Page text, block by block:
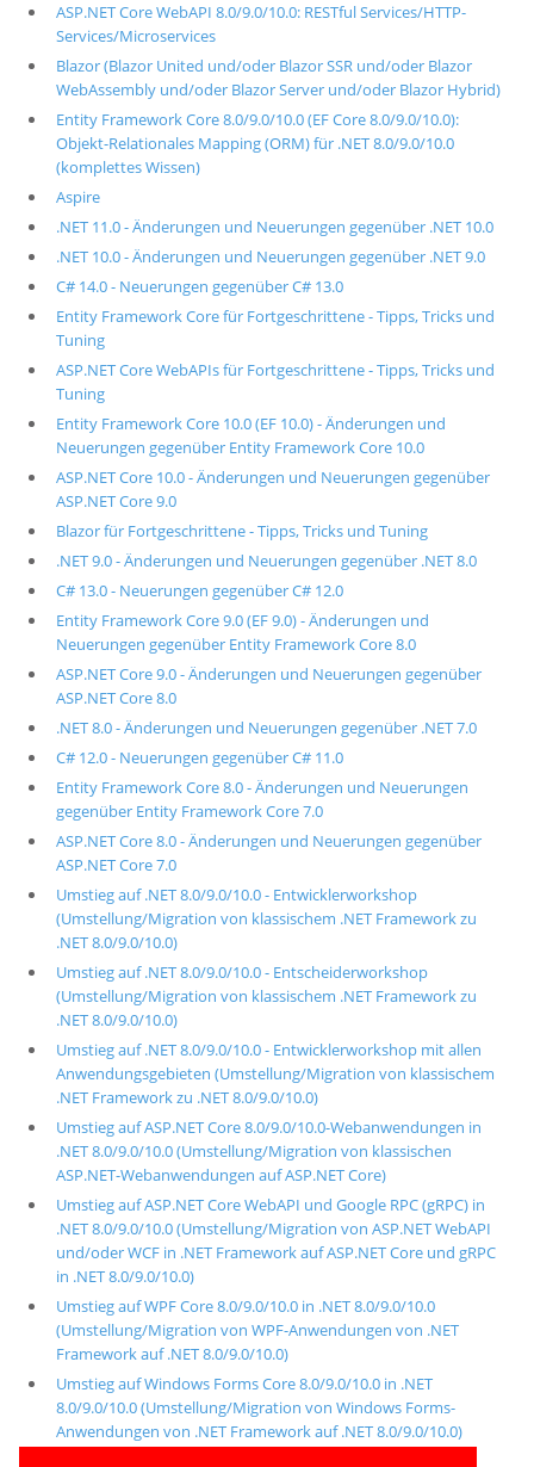
ASP.NET Core WebAPI 8.0/9.0/10.0: RESTful Services/HTTP-
Services/Microservices
Blazor (Blazor United und/oder Blazor SSR und/oder Blazor
WebAssembly und/oder Blazor Server und/oder Blazor Hybrid)
Entity Framework Core 8.0/9.0/10.0 (EF Core 8.0/9.0/10.0):
Objekt-Relationales Mapping (ORM) für .NET 8.0/9.0/10.0
(komplettes Wissen)
Aspire
.NET 11.0 - Änderungen und Neuerungen gegenüber .NET 10.0
.NET 10.0 - Änderungen und Neuerungen gegenüber .NET 9.0
C# 14.0 - Neuerungen gegenüber C# 13.0
Entity Framework Core für Fortgeschrittene - Tipps, Tricks und
Tuning
ASP.NET Core WebAPIs für Fortgeschrittene - Tipps, Tricks und
Tuning
Entity Framework Core 10.0 (EF 10.0) - Änderungen und
Neuerungen gegenüber Entity Framework Core 10.0
ASP.NET Core 10.0 - Änderungen und Neuerungen gegenüber
ASP.NET Core 9.0
Blazor für Fortgeschrittene - Tipps, Tricks und Tuning
.NET 9.0 - Änderungen und Neuerungen gegenüber .NET 8.0
C# 13.0 - Neuerungen gegenüber C# 12.0
Entity Framework Core 9.0 (EF 9.0) - Änderungen und
Neuerungen gegenüber Entity Framework Core 8.0
ASP.NET Core 9.0 - Änderungen und Neuerungen gegenüber
ASP.NET Core 8.0
.NET 8.0 - Änderungen und Neuerungen gegenüber .NET 7.0
C# 12.0 - Neuerungen gegenüber C# 11.0
Entity Framework Core 8.0 - Änderungen und Neuerungen
gegenüber Entity Framework Core 7.0
ASP.NET Core 8.0 - Änderungen und Neuerungen gegenüber
ASP.NET Core 7.0
Umstieg auf .NET 8.0/9.0/10.0 - Entwicklerworkshop
(Umstellung/Migration von klassischem .NET Framework zu
.NET 8.0/9.0/10.0)
Umstieg auf .NET 8.0/9.0/10.0 - Entscheiderworkshop
(Umstellung/Migration von klassischem .NET Framework zu
.NET 8.0/9.0/10.0)
Umstieg auf .NET 8.0/9.0/10.0 - Entwicklerworkshop mit allen
Anwendungsgebieten (Umstellung/Migration von klassischem
.NET Framework zu .NET 8.0/9.0/10.0)
Umstieg auf ASP.NET Core 8.0/9.0/10.0-Webanwendungen in
.NET 8.0/9.0/10.0 (Umstellung/Migration von klassischen
ASP.NET-Webanwendungen auf ASP.NET Core)
Umstieg auf ASP.NET Core WebAPI und Google RPC (gRPC) in
.NET 8.0/9.0/10.0 (Umstellung/Migration von ASP.NET WebAPI
und/oder WCF in .NET Framework auf ASP.NET Core und gRPC
in .NET 8.0/9.0/10.0)
Umstieg auf WPF Core 8.0/9.0/10.0 in .NET 8.0/9.0/10.0
(Umstellung/Migration von WPF-Anwendungen von .NET
Framework auf .NET 8.0/9.0/10.0)
Umstieg auf Windows Forms Core 8.0/9.0/10.0 in .NET
8.0/9.0/10.0 (Umstellung/Migration von Windows Forms-
Anwendungen von .NET Framework auf .NET 8.0/9.0/10.0)